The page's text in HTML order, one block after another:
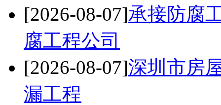
[2026-08-07]承接防腐
腐工程公司
[2026-08-07]深圳市房
漏工程